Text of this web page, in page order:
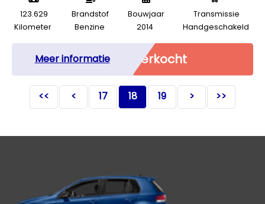
123.629
Kilometer
Brandstof
Benzine
Bouwjaar
2014
Transmissie
Handgeschakeld
Meer informatie Verkocht
<< < 17 18 19 > >>